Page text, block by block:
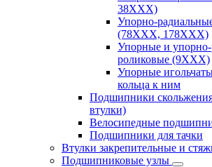
38ХХХ)
Упорно-
(78XXX, 178ХХХ)
Упорные и
роликовые (9ХХХ)
Упорные
кольца к ним
Подшипники
втулки)
Велосипедные
Подшипники для тачки
Втулки закрепительные и
Подшипниковые узлы